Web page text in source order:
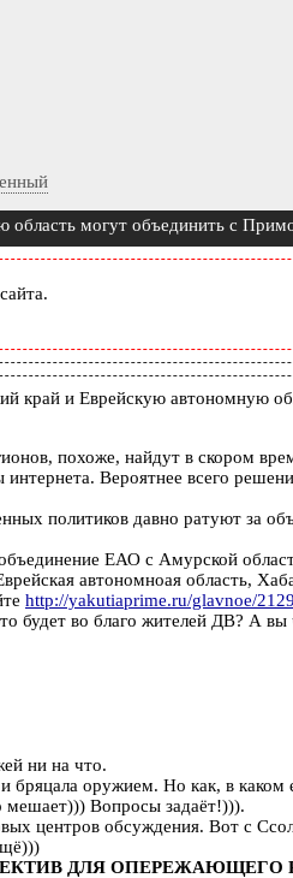
область могут объединить с
край и Еврейскую автономную
похоже, найдут в скором
Вероятнее всего
политиков давно ратуют за
ЕАО с Амурской
автономноая область,
http://yakutiaprime.ru/glavnoe/
будет во благо жителей ДВ? А
ни на что.
бряцала оружием. Но как, в каком
мешает))) Вопросы задаёт!))).
центров обсуждения. Вот с
ДЛЯ ОПЕРЕЖАЮЩЕГО